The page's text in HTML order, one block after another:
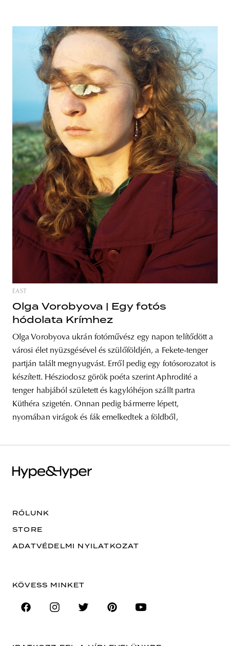
EAST
Olga Vorobyova | Egy fotós
hódolata Krímhez
Olga Vorobyova ukrán fotóművész egy napon telítődött a
városi élet nyüzsgésével és szülőföldjén, a Fekete-tenger
partján talált megnyugvást. Erről pedig egy fotósorozatot is
készített. Hésziodosz görök poéta szerint Aphrodité a
tenger habjából született és kagylóhéjon szállt partra
Küthéra szigetén. Onnan pedig bármerre lépett,
nyomában virágok és fák emelkedtek a földből,
RÓLUNK
STORE
ADATVÉDELMI NYILATKOZAT
KÖVESS MINKET